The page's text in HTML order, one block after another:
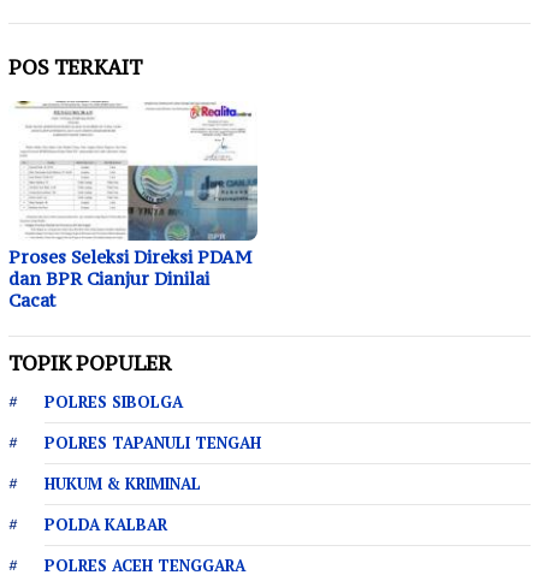
POS TERKAIT
Proses Seleksi Direksi PDAM
dan BPR Cianjur Dinilai
Cacat
TOPIK POPULER
POLRES SIBOLGA
POLRES TAPANULI TENGAH
HUKUM & KRIMINAL
POLDA KALBAR
POLRES ACEH TENGGARA